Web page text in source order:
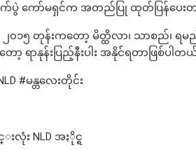
က်ပွဲ ကော်မရှင်က အတည်ပြု ထုတ်ပြန်ပေးတ
၅ တုန်းကတော့ မိတ္ထိလာ၊ သာစည်၊ ရမည်
ာ့ ရာနုန်းပြည့်နီးပါး အနိုင်ရတာဖြစ်ပါတ
#မန္တလေးတိုင်း
း NLD အႏိုင္ရ